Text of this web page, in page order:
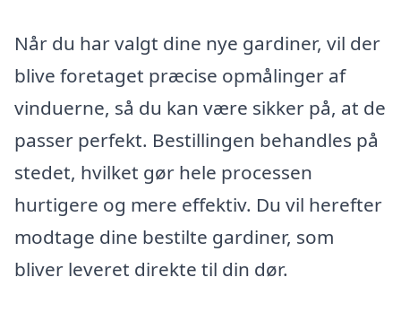
Når du har valgt dine nye gardiner, vil der
blive foretaget præcise opmålinger af
vinduerne, så du kan være sikker på, at de
passer perfekt. Bestillingen behandles på
stedet, hvilket gør hele processen
hurtigere og mere effektiv. Du vil herefter
modtage dine bestilte gardiner, som
bliver leveret direkte til din dør.